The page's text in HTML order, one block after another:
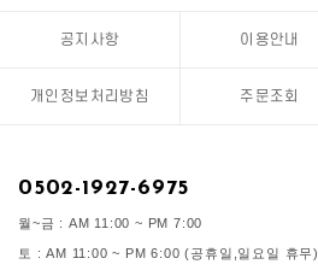
공지사항 이용안내
개인정보처리방침 주문조회
0502-1927-6975
월~금 : AM 11:00 ~ PM 7:00
토 : AM 11:00 ~ PM 6:00 (공휴일,일요일 휴무)